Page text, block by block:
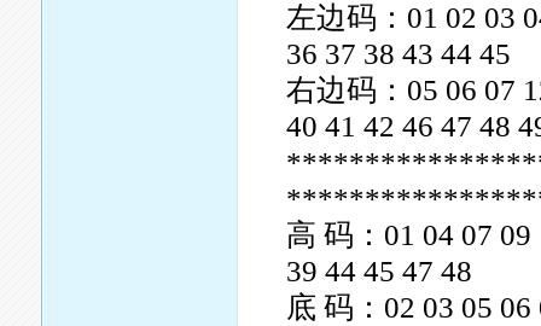
左边码：01 02 03
36 37 38 43 44 45
右边码：05 06 07
40 41 42 46 47 48
高 码：01 04 07 09
39 44 45 47 48
底 码：02 03 05 06